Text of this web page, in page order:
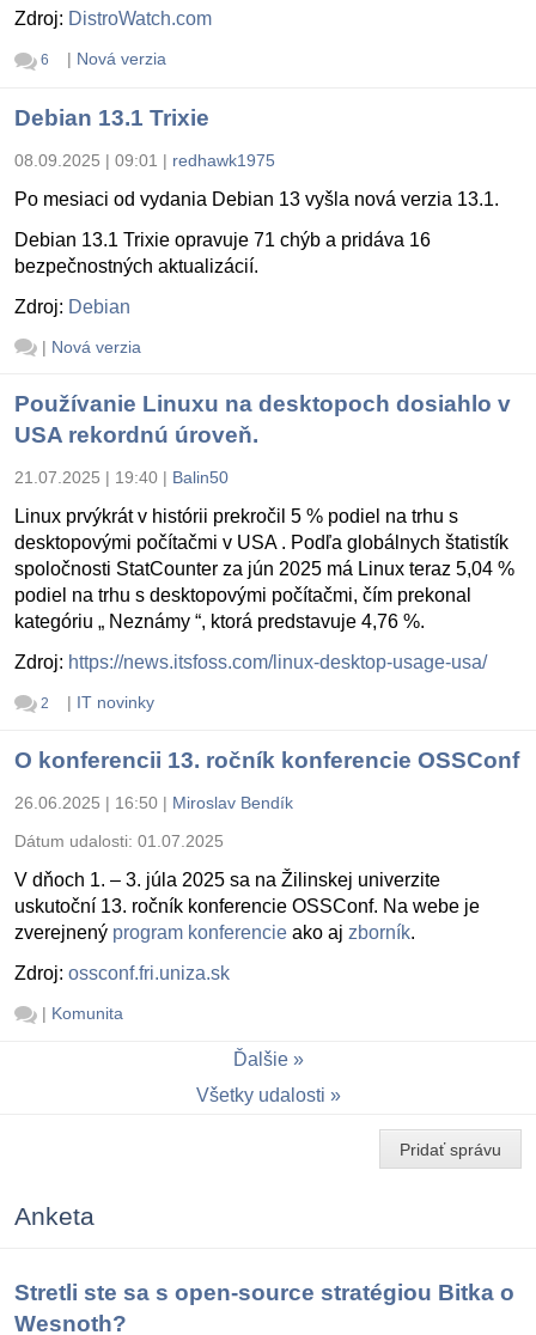
Zdroj: DistroWatch.com
6 | Nová verzia
Debian 13.1 Trixie
08.09.2025 | 09:01 | redhawk1975
Po mesiaci od vydania Debian 13 vyšla nová verzia 13.1.
Debian 13.1 Trixie opravuje 71 chýb a pridáva 16
bezpečnostných aktualizácií.
Zdroj: Debian
| Nová verzia
Používanie Linuxu na desktopoch dosiahlo v
USA rekordnú úroveň.
21.07.2025 | 19:40 | Balin50
Linux prvýkrát v histórii prekročil 5 % podiel na trhu s
desktopovými počítačmi v USA . Podľa globálnych štatistík
spoločnosti StatCounter za jún 2025 má Linux teraz 5,04 %
podiel na trhu s desktopovými počítačmi, čím prekonal
kategóriu „ Neznámy “, ktorá predstavuje 4,76 %.
Zdroj: https://news.itsfoss.com/linux-desktop-usage-usa/
2 | IT novinky
O konferencii 13. ročník konferencie OSSConf
26.06.2025 | 16:50 | Miroslav Bendík
Dátum udalosti: 01.07.2025
V dňoch 1. – 3. júla 2025 sa na Žilinskej univerzite
uskutoční 13. ročník konferencie OSSConf. Na webe je
zverejnený program konferencie ako aj zborník.
Zdroj: ossconf.fri.uniza.sk
| Komunita
Ďalšie
Všetky udalosti
Pridať správu
Anketa
Stretli ste sa s open-source stratégiou Bitka o
Wesnoth?